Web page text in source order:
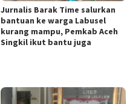
Jurnalis Barak Time salurkan
bantuan ke warga Labusel
kurang mampu, Pemkab Aceh
Singkil ikut bantu juga